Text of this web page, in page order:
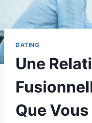
DATING
Une
Que